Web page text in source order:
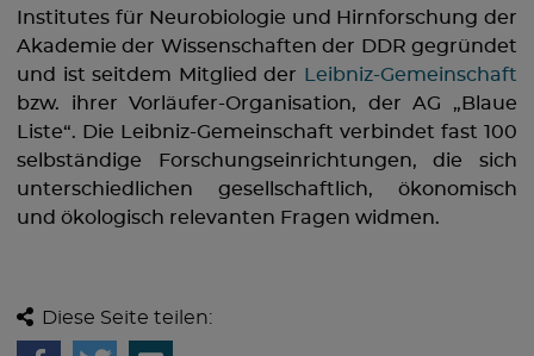
Institutes für Neurobiologie und Hirnforschung der
Akademie der Wissenschaften der DDR gegründet
und ist seitdem Mitglied der Leibniz-Gemeinschaft
bzw. ihrer Vorläufer-Organisation, der AG „Blaue
Liste“. Die Leibniz-Gemeinschaft verbindet fast 100
selbständige Forschungseinrichtungen, die sich
unterschiedlichen gesellschaftlich, ökonomisch
und ökologisch relevanten Fragen widmen.
Diese Seite teilen: